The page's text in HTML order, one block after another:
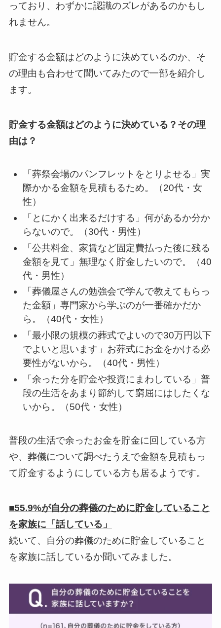
っており、わずかに認識のズレがあるのかもし
れません。
貯金する金額はどのように決めているのか、そ
の理由も合わせて聞いてみたので一部を紹介し
ます。
貯金する金額はどのように決めている？その理
由は？
「葬祭会場のパンフレットをとりよせる」実
際かかる金額を見積もるため。（20代・女
性）
「とにかく出来るだけする」何があるか分か
らないので。（30代・男性）
「公共料金、家賃など固定費払った後に残る
金額を見て」無理なく貯金したいので。（40
代・男性）
「葬儀屋さんの勉強会で学んで教えてもらっ
た金額」専門家から学ぶのが一番確かだか
ら。（40代・女性）
「最小限の規模の葬式でよいので30万円以下
でよいと思います」お葬式にお金をかける必
要性がないから。（40代・男性）
「余った分を貯金や投資にまわしている」普
段の生活をあまり節約して窮屈にはしたくな
いから。（50代・女性）
普段の生活で余ったお金を貯金に回している方
や、葬儀について調べたうえで金額を見積もっ
て貯金するようにしている方も居るようです。
■55.9%が自分の葬儀のために貯金していること
を家族に「話している」
続いて、自分の葬儀のために貯金していること
を家族に話しているか聞いてみました。